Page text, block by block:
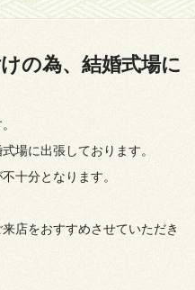
の為、結婚式場に
場に出張しております。
十分となります。
店をおすすめさせていただき